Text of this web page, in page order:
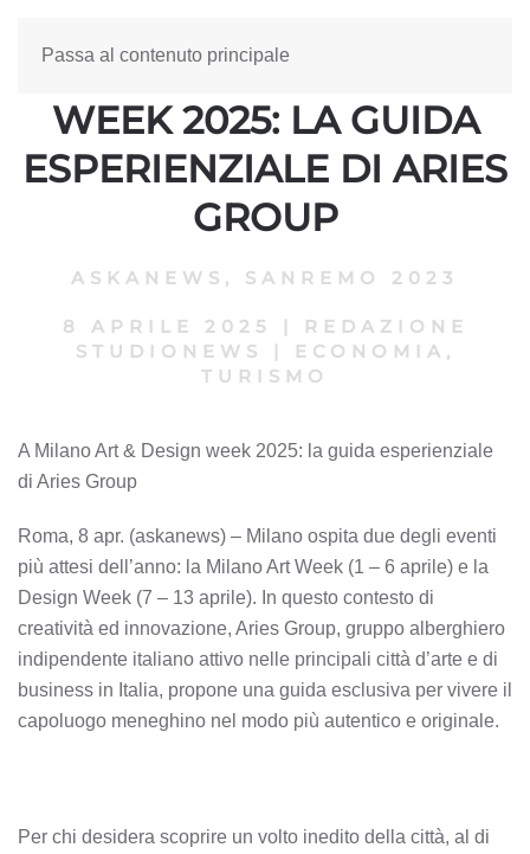
Passa al contenuto principale
A MILANO ART & DESIGN
WEEK 2025: LA GUIDA
ESPERIENZIALE DI ARIES
GROUP
ASKANEWS , SANREMO 2023
8 APRILE 2025 |
REDAZIONE
STUDIONEWS
|
ECONOMIA,
TURISMO
A Milano Art & Design week 2025: la guida esperienziale
di Aries Group
Roma, 8 apr. (askanews) – Milano ospita due degli eventi
più attesi dell’anno: la Milano Art Week (1 – 6 aprile) e la
Design Week (7 – 13 aprile). In questo contesto di
creatività ed innovazione, Aries Group, gruppo alberghiero
indipendente italiano attivo nelle principali città d’arte e di
business in Italia, propone una guida esclusiva per vivere il
capoluogo meneghino nel modo più autentico e originale.
Per chi desidera scoprire un volto inedito della città, al di